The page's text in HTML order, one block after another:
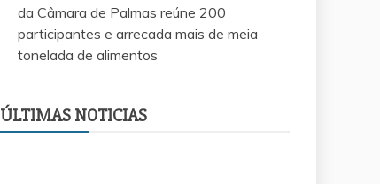
da Câmara de Palmas reúne 200
participantes e arrecada mais de meia
tonelada de alimentos
ÚLTIMAS NOTICIAS
criar escolinhas esportivas gratuitas para
crianças e adolescentes em Palmas
morte do filho de 3 anos que já foi afastado
da OAB após denúncia de ameaças
para Palmas? Data internacional reforça
cuidados com a espécie
requerimento do Vereador Waldsom da
Agesp
EsportesSolidariedade1ª Corrida Solidária da
arrecada mais de meia tonelada de
alimentos